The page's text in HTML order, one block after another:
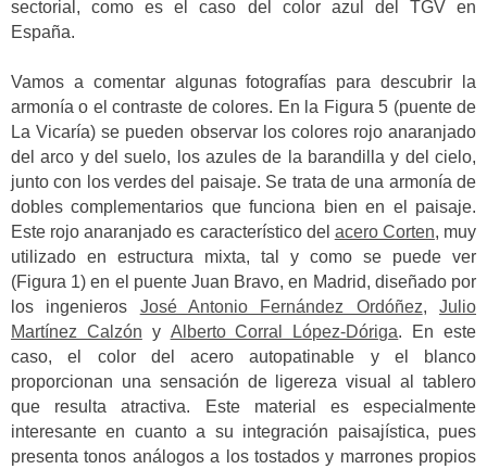
sectorial, como es el caso del color azul del TGV en
España.
Vamos a comentar algunas fotografías para descubrir la
armonía o el contraste de colores. En la Figura 5 (puente de
La Vicaría) se pueden observar los colores rojo anaranjado
del arco y del suelo, los azules de la barandilla y del cielo,
junto con los verdes del paisaje. Se trata de una armonía de
dobles complementarios que funciona bien en el paisaje.
Este rojo anaranjado es característico del acero Corten, muy
utilizado en estructura mixta, tal y como se puede ver
(Figura 1) en el puente Juan Bravo, en Madrid, diseñado por
los ingenieros José Antonio Fernández Ordóñez,Julio
Martínez Calzón y Alberto Corral López-Dóriga. En este
caso, el color del acero autopatinable y el blanco
proporcionan una sensación de ligereza visual al tablero
que resulta atractiva. Este material es especialmente
interesante en cuanto a su integración paisajística, pues
presenta tonos análogos a los tostados y marrones propios